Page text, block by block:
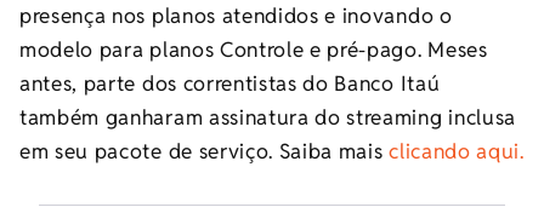
presença nos planos atendidos e inovando o
modelo para planos Controle e pré-pago. Meses
antes, parte dos correntistas do Banco Itaú
também ganharam assinatura do streaming inclusa
em seu pacote de serviço. Saiba maisclicando aqui.